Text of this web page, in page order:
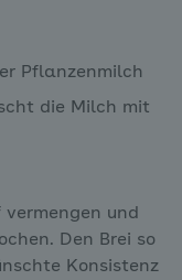
Pflanzenmilch
die Milch mit
und
Den Brei so
Konsistenz